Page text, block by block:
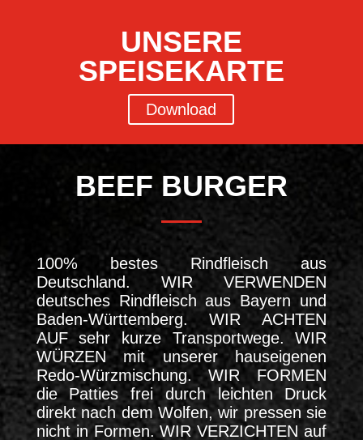
UNSERE
SPEISEKARTE
Download
BEEF BURGER
100% bestes Rindfleisch aus
Deutschland. WIR VERWENDEN
deutsches Rindfleisch aus Bayern und
Baden-Württemberg. WIR ACHTEN
AUF sehr kurze Transportwege. WIR
WÜRZEN mit unserer hauseigenen
Redo-Würzmischung. WIR FORMEN
die Patties frei durch leichten Druck
direkt nach dem Wolfen, wir pressen sie
nicht in Formen. WIR VERZICHTEN auf